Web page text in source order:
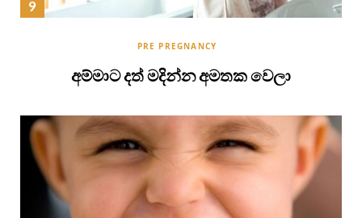
PRE PREGNANCY
අම්මාට දත් මදින්න අමතක වෙලා